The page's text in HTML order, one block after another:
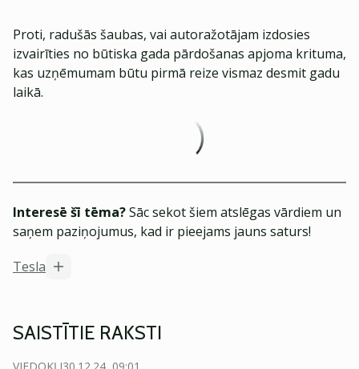
Proti, radušās šaubas, vai autoražotājam izdosies
izvairīties no būtiska gada pārdošanas apjoma krituma,
kas uzņēmumam būtu pirmā reize vismaz desmit gadu
laikā.
Interesē šī tēma?Sāc sekot šiem atslēgas vārdiem un
saņem paziņojumus, kad ir pieejams jauns saturs!
Tesla
SAISTĪTIE RAKSTI